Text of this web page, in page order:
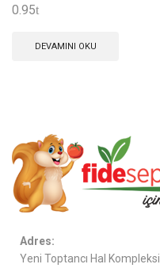
0.95
DEVAMINI OKU
Adres:
Yeni Toptancı Hal Kompleksi